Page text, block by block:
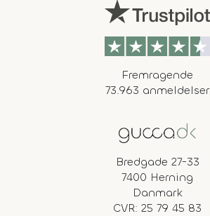
Fremragende
73.963 anmeldelser
Bredgade 27-33
7400 Herning
Danmark
CVR: 25 79 45 83